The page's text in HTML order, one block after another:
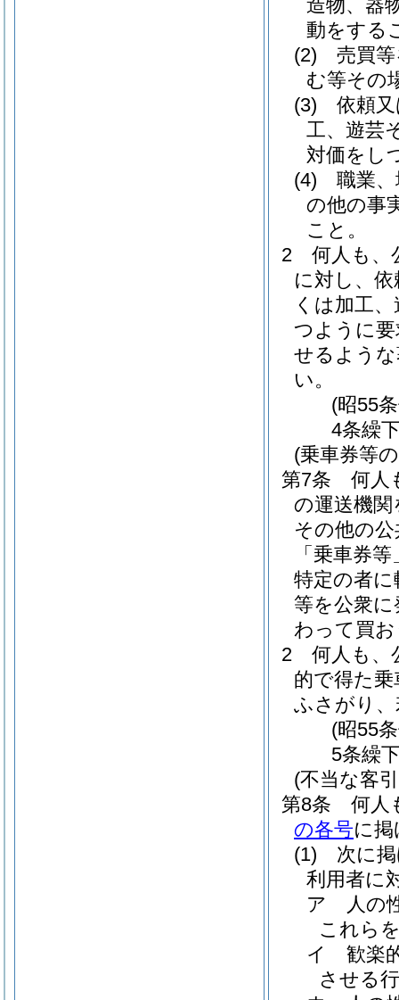
造物、器
動をする
(2)
売買
む等その
(3)
依頼
工、遊芸
対価をし
(4)
職業
の他の事
こと。
2
何人も、
に対し、
くは加工
つように
せるよう
い。
(昭55
4条繰
(乗車券等
第7条
何人
の運送機
その他の
「乗車券
特定の者
等を公衆
わって買
2
何人も、
的で得た
ふさがり
(昭55
5条繰
(不当な客
第8条
何人
の各号に
(1)
次に
利用者に
ア
人の
これら
イ
歓楽
させる